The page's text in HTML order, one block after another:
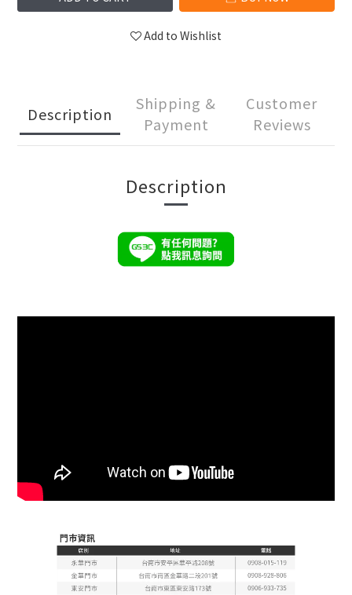
Add to Wishlist
Description
Shipping &
Payment
Customer
Reviews
Description